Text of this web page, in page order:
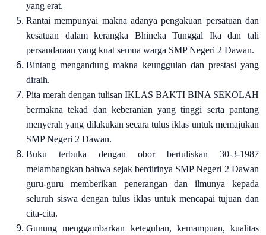
yang erat.
Rantai mempunyai makna adanya pengakuan persatuan dan
kesatuan dalam kerangka Bhineka Tunggal Ika dan tali
persaudaraan yang kuat semua warga SMP Negeri 2 Dawan.
Bintang mengandung makna keunggulan dan prestasi yang
diraih.
Pita merah dengan tulisan IKLAS BAKTI BINA SEKOLAH
bermakna tekad dan keberanian yang tinggi serta pantang
menyerah yang dilakukan secara tulus iklas untuk memajukan
SMP Negeri 2 Dawan.
Buku terbuka dengan obor bertuliskan 30-3-1987
melambangkan bahwa sejak berdirinya SMP Negeri 2 Dawan
guru-guru memberikan penerangan dan ilmunya kepada
seluruh siswa dengan tulus iklas untuk mencapai tujuan dan
cita-cita.
Gunung menggambarkan keteguhan, kemampuan, kualitas